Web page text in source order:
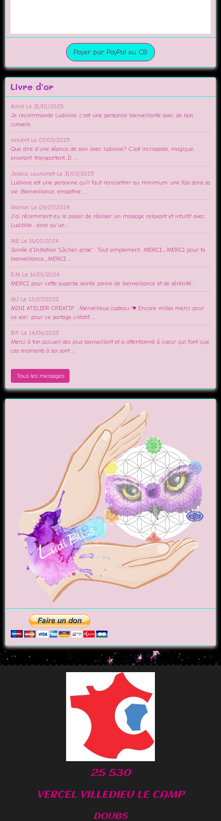
Payer par PayPal ou CB
Livre d'or
Alirol Le 31/10/2025
Je recommande Ludivine, c'est une personne bienveillante avec de bon
conseils.
vincent Le 07/05/2025
Que dire d'une séance de soin avec ludivine? C'est incroyable, magique,
enivrant, transportant...Il ...
Jessica Lauransot Le 31/03/2025
Ludivine est une personne qu’il faut rencontrer au minimum une fois dans sa
vie. Bienveillance, empathie ...
Marion Le 09/07/2024
J'ai récemment eu le plaisir de réaliser un massage relaxant et intuitif avec
Ludibliss , ainsi qu'un ...
ME Le 16/01/2024
Soirée d'Initiation "Lâcher-prise" : Tout simplement.. MERCI.....MERCI pour ta
bienveillance....MERCI ...
E.M Le 16/01/2024
MERCI pour cette superbe soirée pleine de bienveillance et de sérénité...
MJ Le 12/07/2023
MINI ATELIER CREATIF : Merveilleux cadeau !♥️ Encore milles merci pour
ce soir.. pour ce partage créatif, ...
B.P. Le 14/06/2023
Merci à ton accueil des plus bienveillant et si attentionné à cœur qui font que
ces moments à soi sont ...
Tous les messages
25 530
VERCEL VILLEDIEU LE CAMP
DOUBS